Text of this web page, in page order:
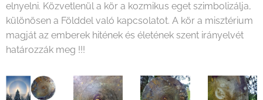
elnyelni. Közvetlenül a kör a kozmikus eget szimbolizálja,
különösen a Földdel való kapcsolatot. A kör a misztérium
magját az emberek hitének és életének szent irányelvét
határozzák meg !!!